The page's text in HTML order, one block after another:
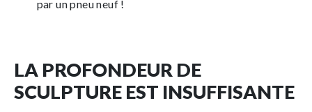
par un pneu neuf !
LA PROFONDEUR DE
SCULPTURE EST INSUFFISANTE